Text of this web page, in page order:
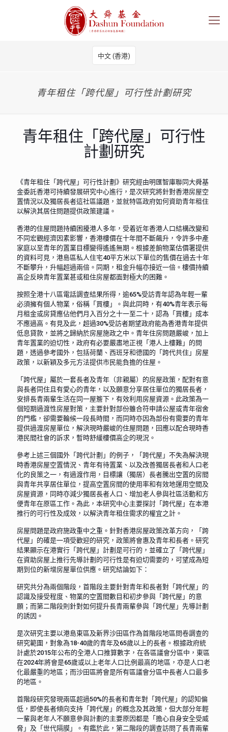
中文 (香港)
青年租住「跨代屋」可行性計劃研究
青年租住「跨代屋」可行性
計劃研究
《青年租住「跨代屋」可行性計劃》研究經由明匯智庫聯同大舜基
金委託香港可持續發展研究中心進行，是次研究將針對香港房屋空
置情況以及獨居長者這社區議題，並就特區政府如何資助青年租住
以解決其居住問題提供政策建議。
香港的住屋問題持續困擾港人多年，受着近年香港人口結構改變和
不同宏觀經濟因素影響，香港樓價在十年間不斷飆升，令許多中產
家庭以至青年的置業目標變得遙遙無期。根據差餉物業估價署提供
的資料可見，港島區私人住宅40平方米以下單位的售價在過去十年
不斷攀升，升幅超過兩倍。同期，租金升幅亦接近一倍。樓價持續
高企反映青年置業甚或租住房屋都面對極大的困難。
按照全港十八區電話調查結果所得，逾65%受訪青年認為年輕一輩
必須擁有個人物業，俗稱「買樓」。與此同時，有40%青年表示每
月租金或房貸應佔他們月入百分之十一至二十，認為「買樓」成本
不應過高。有見及此，超過30%受訪者期望政府能為香港青年提供
低息貸款，並將之歸納於房屋施政之中。青年住房問題嚴峻，加上
青年置業的迫切性，政府有必要嚴肅地正視「港人上樓難」的問
題，透過參考國外，包括荷蘭、西班牙和德國的「跨代共住」房屋
政策，以新穎及多元方法提供市民能負擔的住屋。
「跨代屋」屬於一套長者及青年（非親屬）的房屋政策，配對有意
與長者同住且有愛心的青年，以及願意分享居住單位的獨居長者，
安排長青兩輩生活在同一屋簷下，有效利用房屋資源。此政策為一
個短期過渡性房屋對策，主要針對部份雖合符申請公屋或青年宿舍
的門檻，卻需要輪候一段長時間，而同時亦因為部份有需要的青年
提供過渡房屋單位，解決現時嚴峻的住屋問題，回應以配合現時香
港民間社會的訴求，暫時舒緩樓價高企的現況。
參考上述三個國外「跨代計劃」的例子，「跨代屋」不失為解決現
時香港房屋空置情況、青年有待置業、以及改善獨居長者和人口老
化的良策之一，有過渡作用，目標讓（獨居）長者騰出空置的房間
與青年共享居住單位，提高空置房間的使用率和有效地運用空間及
房屋資源，同時亦減少獨居長者人口、增加老人參與社區活動和方
便青年在原區工作。為此，本研究中心主要探討「跨代屋」在本港
推行的可行性及成效，以解決青年租住需求的權宜之計。
房屋問題是政府施政重中之重。針對香港房屋政策改革方向，「跨
代屋」的確是一項受歡迎的研究，政策將會惠及青年和長者。研究
結果顯示在港實行「跨代屋」計劃是可行的，並確立了「跨代屋」
在資助房屋上推行先導計劃的可行性是有迫切需要的，可望成為短
期到位的新增房屋單位供應。研究結論如下：
研究共分為兩個階段，首階段主要針對青年和長者對「跨代屋」的
認識及接受程度、物業的空置間數目和初步參與「跨代屋」的意
願；而第二階段則針對如何提升長青兩輩參與「跨代屋」先導計劃
的誘因。
是次研究主要以港島東區及新界沙田區作為首階段地區問卷調查的
研究範圍，對象為18-40歲的青年及65歲以上的長者。根據政府統
計處於2015年公布的全港人口推算數字，在各區議會分區中，東區
在2024年將會是65歲或以上老年人口比例最高的地區，亦是人口老
化最嚴重的地區；而沙田區將會是所有區議會分區中長者人口最多
的地區。
首階段研究發現兩區超過50%的長者和青年對「跨代屋」的認知偏
低，即使長者傾向支持「跨代屋」的概念及其政策，但大部分年輕
一輩與老年人不願意參與計劃的主要原因都是「擔心自身安全受威
脅」及「世代隔膜」。有鑑於此，第二階段的調查訪問了長青兩輩